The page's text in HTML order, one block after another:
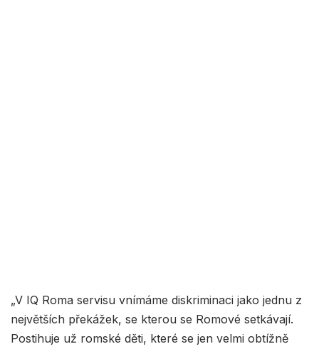
„V IQ Roma servisu vnímáme diskriminaci jako jednu z
největších překážek, se kterou se Romové setkávají.
Postihuje už romské děti, které se jen velmi obtížně